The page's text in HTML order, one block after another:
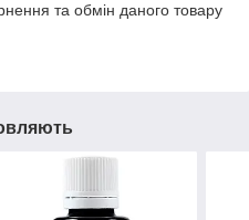
та обмін даного товару